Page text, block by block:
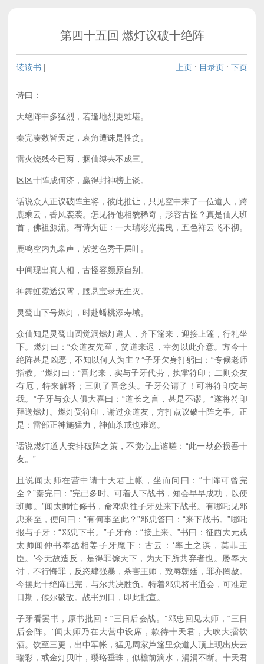
第四十五回 燃灯议破十绝阵
读读书 | 上页 : 目录页 : 下页
诗曰：
天绝阵中多猛烈，若逢地烈更难堪。
秦完凑数皆天定，袁角遭诛是性贪。
雷火烧残今已两，捆仙缚去不成三。
区区十阵成何济，赢得封神榜上谈。
话说众人正议破阵主将，彼此推让，只见空中来了一位道人，跨
鹿乘云，香风袭袭。怎见得他相貌稀奇，形容古怪？真是仙人班
首，佛祖源流。有诗为证：一天瑞彩光摇曳，五色祥云飞不彻。
鹿鸣空内九皋声，紫芝色秀千层叶。
中间现出真人相，古怪容颜原自别。
神舞虹霓透汉霄，腰悬宝录无生灭。
灵鹫山下号燃灯，时赴蟠桃添寿域。
众仙知是灵鹫山圆觉洞燃灯道人，齐下篷来，迎接上篷，行礼坐
下。燃灯曰：“众道友先至，贫道来迟，幸勿以此介意。方今十
绝阵甚是凶恶，不知以何人为主？”子牙欠身打躬曰：“专候老师
指教。”燃灯曰：“吾此来，实与子牙代劳，执掌符印；二则众友
有厄，特来解释；三则了吾念头。子牙公请了！可将符印交与
我。”子牙与众人俱大喜曰：“道长之言，甚是不谬。”遂将符印
拜送燃灯。燃灯受符印，谢过众道友，方打点议破十阵之事。正
是：雷部正神施猛力，神仙杀戒也难逃。
话说燃灯道人安排破阵之策，不觉心上谘嗟：“此一劫必损吾十
友。”
且说闻太师在营中请十天君上帐，坐而问曰：“十阵可曾完
全？”秦完曰：“完已多时。可着人下战书，知会早早成功，以便
班师。”闻太师忙修书，命邓忠往子牙处来下战书。有哪吒见邓
忠来至，便问曰：“有何事至此？”邓忠答曰：“来下战书。”哪吒
报与子牙：“邓忠下书。”子牙命：“接上来。”书曰：征西大元戎
太师闻仲书奉丞相姜子牙麾下：古云：‘率土之滨，莫非王
臣。’今无故造反，是得罪馀天下，为天下所共弃者也。屡奉天
讨，不行悔罪，反恣肆强暴，杀害王师，致辱朝廷，罪亦罔赦。
今摆此十绝阵已完，与尔共决胜负。特着邓忠将书通会，可准定
日期，候尔破敌。战书到日，即此批宣。
子牙看罢书，原书批回：“三日后会战。”邓忠回见太师，“三日
后会阵。”闻太师乃在大营中设席，款待十天君，大吹大擂饮
酒。饮至三更，出中军帐，猛见周家芦篷里众道人顶上现出庆云
瑞彩，或金灯贝叶，璎珞垂珠，似檐前滴水，涓涓不断。十天君